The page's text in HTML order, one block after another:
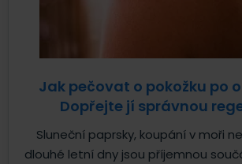
Jak pečovat o pokožku po
Dopřejte jí správnou
Sluneční paprsky, koupání v moři
dlouhé letní dny jsou příjemnou